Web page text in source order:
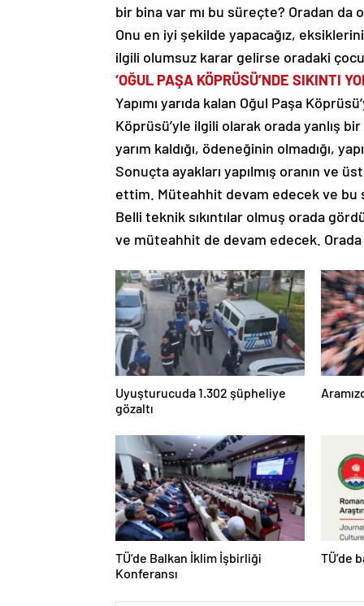
bir bina var mı bu süreçte? Oradan da
Onu en iyi şekilde yapacağız,
ilgili olumsuz karar gelirse oradaki
‘OĞUL PAŞA KÖPRÜSÜ’NDE SIKINTI
Yapımı yarıda kalan Oğul Paşa
Köprüsü’yle ilgili olarak orada yanlış
yarım kaldığı, ödeneğinin olmadığı,
Sonuçta ayakları yapılmış oranın ve
ettim. Müteahhit devam edecek ve bu
Belli teknik sıkıntılar olmuş orada
ve müteahhit de devam edecek. Orada
Uyuşturucuda 1.302 şüpheliye
gözaltı
TÜ’de Balkan İklim İşbirliği
Konferansı
TÜ’de